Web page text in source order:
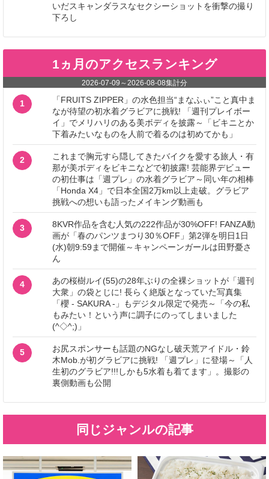
いだスキャンダラスなセクシーショットを衝撃の撮り
下ろし
1ヵ月のアクセスランキング
2026-07-09 ～2026-08-08集計分
1
「FRUITS ZIPPER」の水色担当“まなふぃ”こと真中ま
なが待望の初水着グラビアに挑戦! 「週刊プレイボー
イ」でメリハリのある美ボディを披露～「ビキニとか
下着みたいなものを人前で着るのは初めてかも」
2
これまで胸元すら隠してきたバイクを愛する旅人・有
那が美ボディをビキニなどで初披露! 芸能界デビュー
の初仕事は「週プレ」の水着グラビア～同い年の相棒
「Honda X4」で日本全国2万km以上走破。グラビア
挑戦への想いも語ったメイキング動画も
3
8KVR作品を含む人気の222作品が30%OFF! FANZA動
画が「春のパンツまつり30％OFF」第2弾を明日1日
(水)朝9:59まで開催～キャンペーンガールは田野憂さ
ん
4
あの桜樹ルイ(55)の28年ぶりの全裸ショットが「週刊
大衆」の袋とじに! 長らく絶版となっていた写真集
「櫻 - SAKURA -」もデジタル限定で発売～「今の私
もみたい！という声に調子にのってしまいました
(^◇^;)」
5
お尻スポンサーも話題のNGなし破天荒アイドル・鈴
木Mob.が初グラビアに挑戦! 「週プレ」に登場～「人
生初のグラビア!!!しかも5水着も着てます」。撮影の
裏側動画も公開
同じジャンルの記事